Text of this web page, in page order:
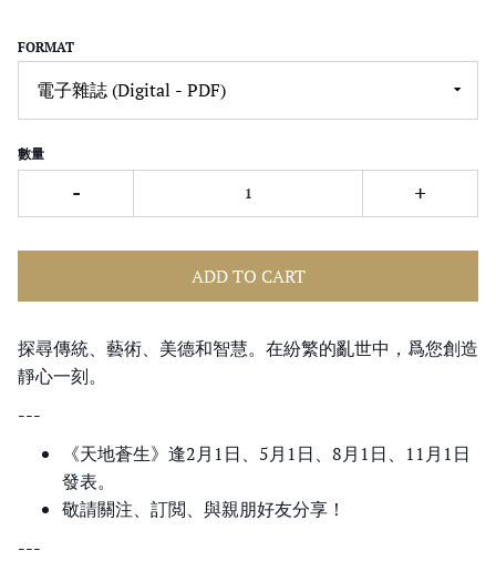
FORMAT
數量
- +
ADD TO CART
探尋傳統、藝術、美德和智慧。在紛繁的亂世中，爲您創造
靜心一刻。
---
《天地蒼生》逢2月1日、5月1日、8月1日、11月1日
發表。
敬請關注、訂閲、與親朋好友分享！
---